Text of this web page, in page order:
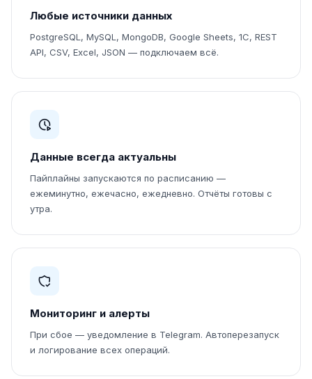
Любые источники данных
PostgreSQL, MySQL, MongoDB, Google Sheets, 1С, REST
API, CSV, Excel, JSON — подключаем всё.
Данные всегда актуальны
Пайплайны запускаются по расписанию —
ежеминутно, ежечасно, ежедневно. Отчёты готовы с
утра.
Мониторинг и алерты
При сбое — уведомление в Telegram. Автоперезапуск
и логирование всех операций.